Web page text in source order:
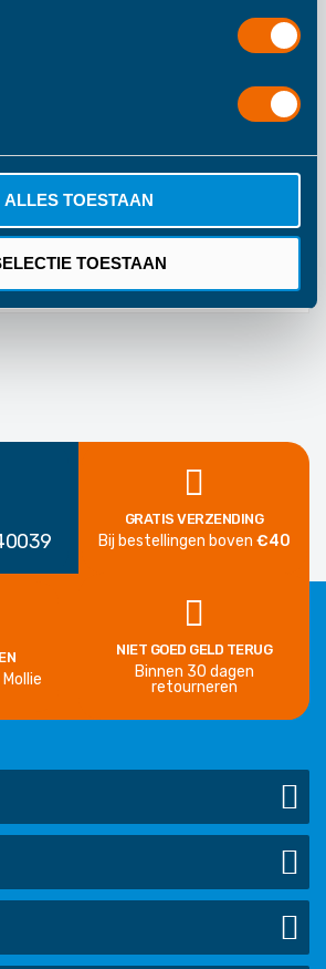
ALLES TOESTAAN
TOESTAAN
Jaar
Fabrieksgarantie
GRATIS VERZENDING
Bij bestellingen boven €40
NIET GOED GELD TERUG
Binnen 30 dagen
retourneren